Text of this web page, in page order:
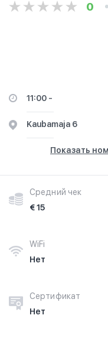
0
11:00 -
Kaubamaja 6
Показать
Средний чек
€ 15
WiFi
Нет
Сертификат
Нет